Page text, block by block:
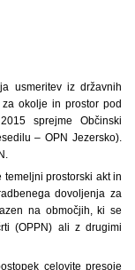
usmeritev iz državnih
okolje in prostor pod
sprejme Občinski
– OPN Jezersko).
temeljni prostorski akt in
dovoljenja za
na območjih, ki se
(OPPN) ali z drugimi
celovite presoje